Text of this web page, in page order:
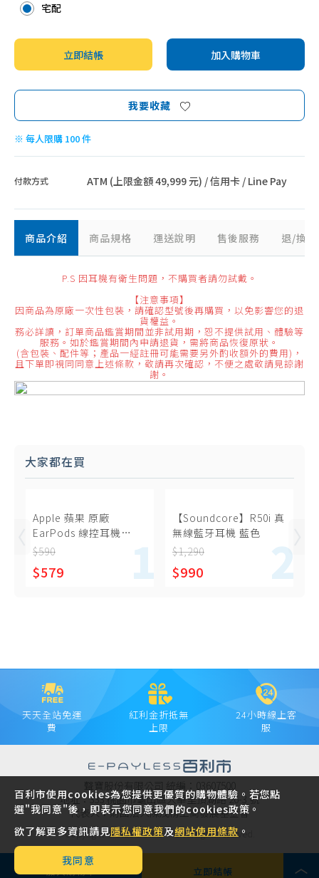
宅配
立即結帳 加入購物車
我要收藏
※ 每人限購 100 件
付款方式 ATM (上限金額 49,999 元) / 信用卡 / Line Pay
商品介紹 商品規格 運送說明 售後服務 退/換
P.S 因耳機有衛生問題，不購買者請勿試戴。
【注意事項】
因商品為原廠一次性包裝，請確認型號後再購買，以免影響您的退
貨權益。
務必詳讀，訂單商品鑑賞期間並非試用期，恕不提供試用、體驗等
服務。如於鑑賞期間內申請退貨，需將商品恢復原狀。
(含包裝、配件等；產品一經註冊可能需要另外酌收額外的費用)，
且下單即視同同意上述條款，敬請再次確認，不便之處敬請見諒謝
謝。
大家都在買
Apple 蘋果 原廠
EarPods 線控耳機
USB-C (A3046)
$590
$579
【Soundcore】R50i 真
無線藍牙耳機 藍色
$1,290
$990
立即結帳
天天全站免運
費
紅利金折抵無
上限
24小時線上客
服
聲寶股份有限公司 統編：03607500
地址：333 桃園市龜山區大華里頂湖路 26-3 號
代表人：財團法人陳茂榜工商發展基金會
Copyright © 2021 SAMPO INC. All rights reserved.
百利市使用cookies為您提供更優質的購物體驗。若您點
選"我同意"後，即表示您同意我們的cookies政策。
欲了解更多資訊請見隱私權政策及網站使用條款 。
我同意